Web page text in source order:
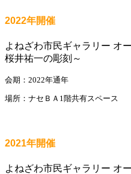
2022年開催
よねざわ市民ギャラリー オ
桜井祐一の彫刻～
会期：2022年通年
場所：ナセＢＡ1階共有スペース
2021年開催
よねざわ市民ギャラリー オ